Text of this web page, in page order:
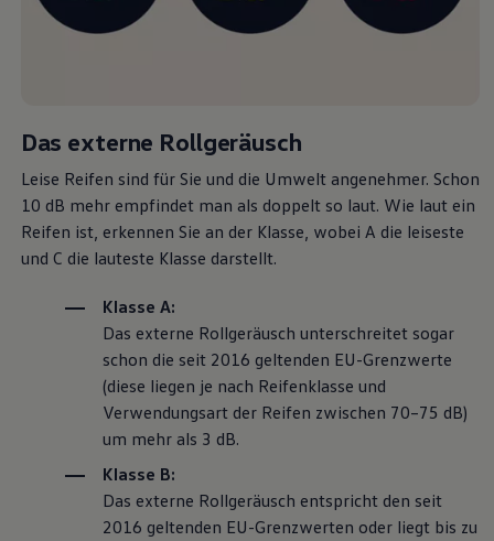
Magazin
Pannen- und Unfallhilfe
Volkswagen Kundenbetreuung
Das externe Rollgeräusch
Leise Reifen sind für Sie und die Umwelt angenehmer. Schon
10 dB mehr empfindet man als doppelt so laut. Wie laut ein
Reifen ist, erkennen Sie an der Klasse, wobei A die leiseste
und C die lauteste Klasse darstellt.
Klasse A:
Das externe Rollgeräusch unterschreitet sogar
schon die seit 2016 geltenden EU-Grenzwerte
(diese liegen je nach Reifenklasse und
Verwendungsart der Reifen zwischen 70–75 dB)
um mehr als 3 dB.
Klasse B:
Das externe Rollgeräusch entspricht den seit
2016 geltenden EU-Grenzwerten oder liegt bis zu